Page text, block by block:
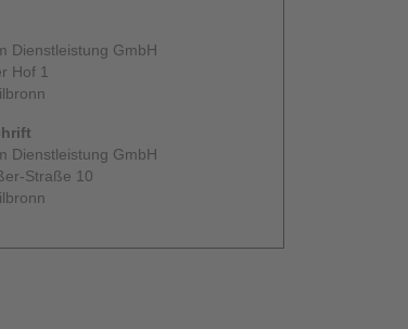
Dienstleistung GmbH
Hof 1
Dienstleistung GmbH
Straße 10